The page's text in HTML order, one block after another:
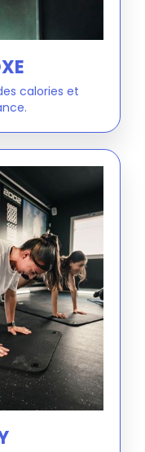
calories et